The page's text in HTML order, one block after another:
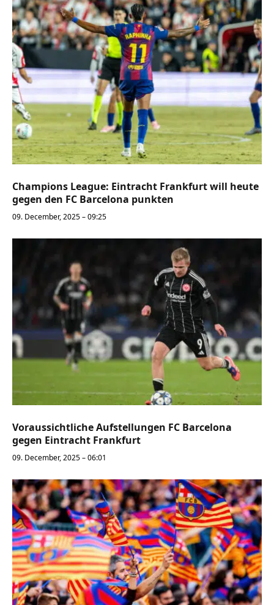
Champions League: Eintracht Frankfurt will heute
gegen den FC Barcelona punkten
09. December, 2025 – 09:25
Voraussichtliche Aufstellungen FC Barcelona
gegen Eintracht Frankfurt
09. December, 2025 – 06:01